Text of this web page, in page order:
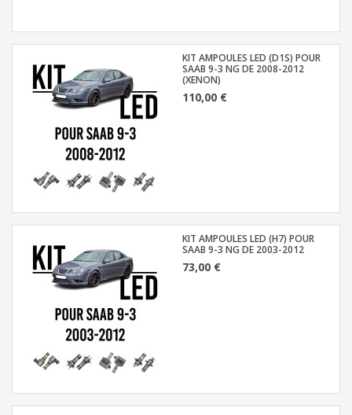
KIT AMPOULES LED (D1S) POUR
SAAB 9-3 NG DE 2008-2012
(XENON)
110,00 €
KIT AMPOULES LED (H7) POUR
SAAB 9-3 NG DE 2003-2012
73,00 €